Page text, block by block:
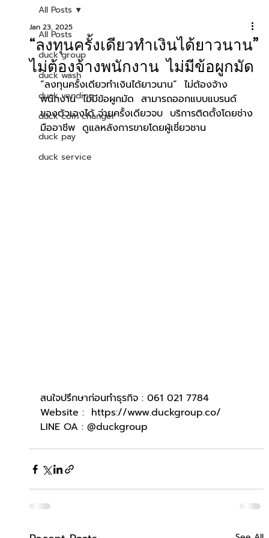
All Posts
duck group
duck wash
duck vending
duck coin changer
duck pay
duck service
All Posts
“ลงทุนครั้งเดียวทำเงินได้ยาวนาน”
ไม่ต้องจ้างพนักงาน ไม่มีข้อผูกมัด
Jan 23, 2025
“ลงทุนครั้งเดียวทำเงินได้ยาวนาน”  ไม่ต้องจ้าง
พนักงาน  ไม่มีข้อผูกมัด  สามารถออกแบบแบรนด์
ของตัวเองได้ จ่ายครั้งเดียวจบ  บริการติดตั้งโดยช่าง
มืออาชีพ  ดูแลหลังการขายโดยผู้เชี่ยวชาน
สนใจปรึกษาก่อนทำธุรกิจ : 061 021 7784
Website : https://www.duckgroup.co/
LINE OA : @duckgroup